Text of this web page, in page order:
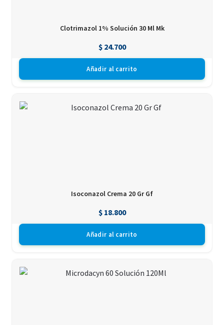
Clotrimazol 1% Solución 30 Ml Mk
$24.700
Añadir al carrito
Isoconazol Crema 20 Gr Gf
$18.800
Añadir al carrito